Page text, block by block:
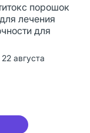
порошок
лечения
для
августа